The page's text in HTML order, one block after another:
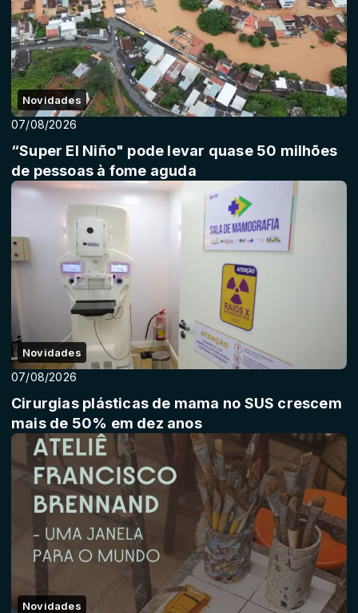
Novidades
07/08/2026
“Super El Niño" pode levar quase 50 milhões
de pessoas à fome aguda
Novidades
07/08/2026
Cirurgias plásticas de mama no SUS crescem
mais de 50% em dez anos
Novidades